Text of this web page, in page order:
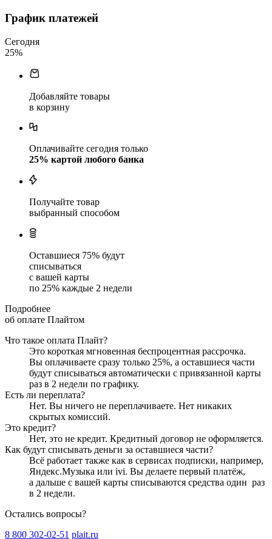
График платежей
Сегодня
25%
Добавляйте товары
в корзину
Оплачивайте сегодня только
25% картой любого банка
Получайте товар
выбранный способом
Оставшиеся 75% будут
списываться
с вашей карты
по 25% каждые 2 недели
Подробнее
об оплате Плайтом
Что такое оплата Плайт?
Это короткая мгновенная беспроцентная рассрочка.
Вы оплачиваете сразу только 25%, а оставшиеся части
будут списываться автоматически с привязанной карты
раз в 2 недели по графику.
Есть ли переплата?
Нет. Вы ничего не переплачиваете. Нет никаких
скрытых комиссий.
Это кредит?
Нет, это не кредит. Кредитный договор не оформляется.
Как будут списывать деньги за оставшиеся части?
Всё работает также как в сервисах подписки, например,
Яндекс.Музыка или ivi. Вы делаете первый платёж,
а дальше с вашей карты списываются средства один раз
в 2 недели.
Остались вопросы?
8 800 302-02-51 plait.ru